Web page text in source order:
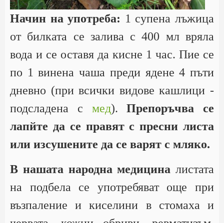
Начин на употреба: 1 супена лъжица
от билката се залива с 400 мл вряла
вода и се оставя да кисне 1 час. Пие се
по 1 винена чаша преди ядене 4 пъти
дневно (при всички видове кашлици -
подсладена с мед).Препоръчва се
лапйте да се правят с пресни листа
или изсушените да се варят с мляко.
В нашата народна медицина листата
на подбела се употребяват още при
възпаление и киселини в стомаха и